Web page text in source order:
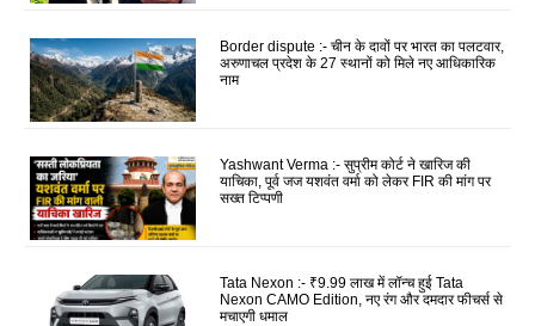
Border dispute :- चीन के दावों पर भारत का पलटवार,
अरुणाचल प्रदेश के 27 स्थानों को मिले नए आधिकारिक
नाम
Yashwant Verma :- सुप्रीम कोर्ट ने खारिज की
याचिका, पूर्व जज यशवंत वर्मा को लेकर FIR की मांग पर
सख्त टिप्पणी
Tata Nexon :- ₹9.99 लाख में लॉन्च हुई Tata
Nexon CAMO Edition, नए रंग और दमदार फीचर्स से
मचाएगी धमाल